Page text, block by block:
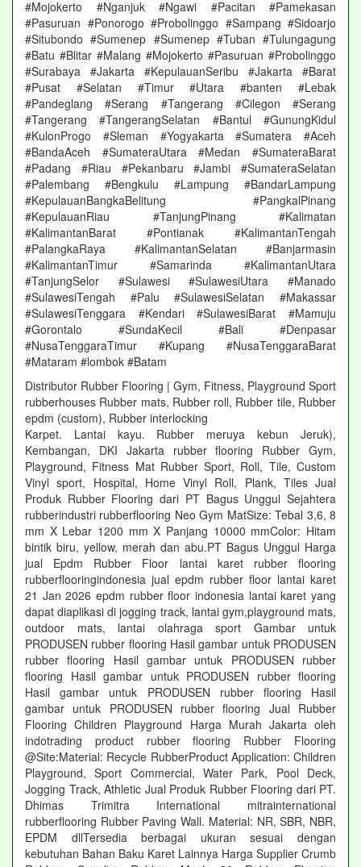
#Mojokerto #Nganjuk #Ngawi #Pacitan #Pamekasan
#Pasuruan #Ponorogo #Probolinggo #Sampang #Sidoarjo
#Situbondo #Sumenep #Sumenep #Tuban #Tulungagung
#Batu #Blitar #Malang #Mojokerto #Pasuruan #Probolinggo
#Surabaya #Jakarta #KepulauanSeribu #Jakarta #Barat
#Pusat #Selatan #Timur #Utara #banten #Lebak
#Pandeglang #Serang #Tangerang #Cilegon #Serang
#Tangerang #TangerangSelatan #Bantul #GunungKidul
#KulonProgo #Sleman #Yogyakarta #Sumatera #Aceh
#BandaAceh #SumateraUtara #Medan #SumateraBarat
#Padang #Riau #Pekanbaru #Jambi #SumateraSelatan
#Palembang #Bengkulu #Lampung #BandarLampung
#KepulauanBangkaBelitung #PangkalPinang
#KepulauanRiau #TanjungPinang #Kalimatan
#KalimantanBarat #Pontianak #KalimantanTengah
#PalangkaRaya #KalimantanSelatan #Banjarmasin
#KalimantanTimur #Samarinda #KalimantanUtara
#TanjungSelor #Sulawesi #SulawesiUtara #Manado
#SulawesiTengah #Palu #SulawesiSelatan #Makassar
#SulawesiTenggara #Kendari #SulawesiBarat #Mamuju
#Gorontalo #SundaKecil #Bali #Denpasar
#NusaTenggaraTimur #Kupang #NusaTenggaraBarat
#Mataram #lombok #Batam
Distributor Rubber Flooring | Gym, Fitness, Playground Sport
rubberhouses Rubber mats, Rubber roll, Rubber tile, Rubber
epdm (custom), Rubber interlocking
Karpet. Lantai kayu. Rubber meruya kebun Jeruk),
Kembangan, DKI Jakarta rubber flooring Rubber Gym,
Playground, Fitness Mat Rubber Sport, Roll, Tile, Custom
Vinyl sport, Hospital, Home Vinyl Roll, Plank, Tiles Jual
Produk Rubber Flooring dari PT Bagus Unggul Sejahtera
rubberindustri rubberflooring Neo Gym MatSize: Tebal 3,6, 8
mm X Lebar 1200 mm X Panjang 10000 mmColor: Hitam
bintik biru, yellow, merah dan abu.PT Bagus Unggul Harga
jual Epdm Rubber Floor lantai karet rubber flooring
rubberflooringindonesia jual epdm rubber floor lantai karet
21 Jan 2026 epdm rubber floor indonesia lantai karet yang
dapat diaplikasi di jogging track, lantai gym,playground mats,
outdoor mats, lantai olahraga sport Gambar untuk
PRODUSEN rubber flooring Hasil gambar untuk PRODUSEN
rubber flooring Hasil gambar untuk PRODUSEN rubber
flooring Hasil gambar untuk PRODUSEN rubber flooring
Hasil gambar untuk PRODUSEN rubber flooring Hasil
gambar untuk PRODUSEN rubber flooring Jual Rubber
Flooring Children Playground Harga Murah Jakarta oleh
indotrading product rubber flooring Rubber Flooring
@Site:Material: Recycle RubberProduct Application: Children
Playground, Sport Commercial, Water Park, Pool Deck,
Jogging Track, Athletic Jual Produk Rubber Flooring dari PT.
Dhimas Trimitra International mitrainternational
rubberflooring Rubber Paving Wall. Material: NR, SBR, NBR,
EPDM dllTersedia berbagai ukuran sesuai dengan
kebutuhan Bahan Baku Karet Lainnya Harga Supplier Crumb